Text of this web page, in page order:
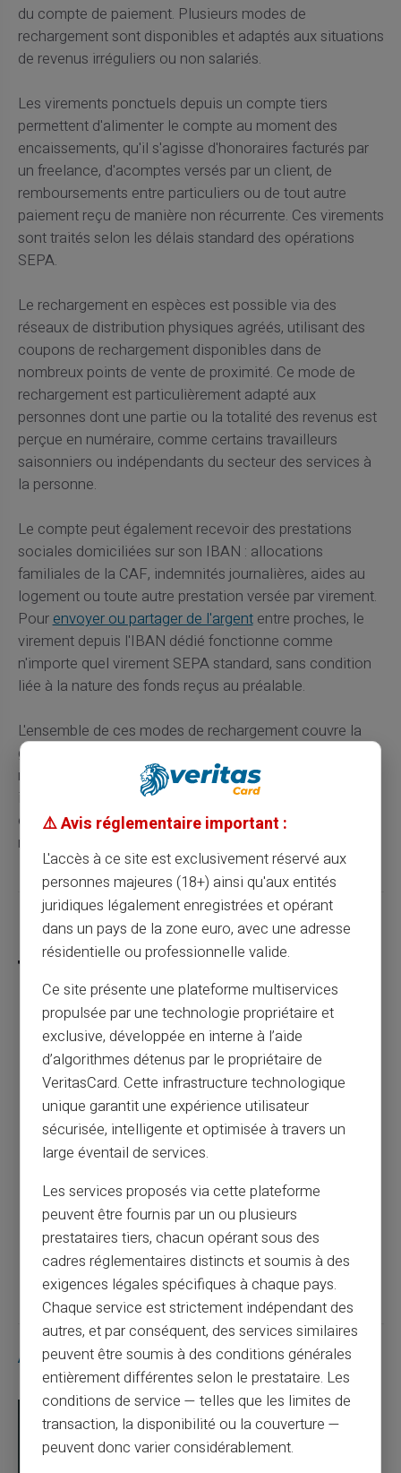
du compte de paiement. Plusieurs modes de
rechargement sont disponibles et adaptés aux situations
de revenus irréguliers ou non salariés.
Les virements ponctuels depuis un compte tiers
permettent d'alimenter le compte au moment des
encaissements, qu'il s'agisse d'honoraires facturés par
un freelance, d'acomptes versés par un client, de
remboursements entre particuliers ou de tout autre
paiement reçu de manière non récurrente. Ces virements
sont traités selon les délais standard des opérations
SEPA.
Le rechargement en espèces est possible via des
réseaux de distribution physiques agréés, utilisant des
coupons de rechargement disponibles dans de
nombreux points de vente de proximité. Ce mode de
rechargement est particulièrement adapté aux
personnes dont une partie ou la totalité des revenus est
perçue en numéraire, comme certains travailleurs
saisonniers ou indépendants du secteur des services à
la personne.
Le compte peut également recevoir des prestations
sociales domiciliées sur son IBAN : allocations
familiales de la CAF, indemnités journalières, aides au
logement ou toute autre prestation versée par virement.
Pourenvoyer ou partager de l'argententre proches, le
virement depuis l'IBAN dédié fonctionne comme
n'importe quel virement SEPA standard, sans condition
liée à la nature des fonds reçus au préalable.
L'ensemble de ces modes de rechargement couvre la
grande majorité des situations financières atypiques
rencontrées par les étudiants, les travailleurs
indépendants, les nouveaux arrivants ou les personnes
en reconversion, pour lesquels la justification d'un
revenu fixe et régulier n'est ni possible ni pertinente.
Partager cet article
Fichage Banque de France : 3 solutions
pour continuer à payer et être payé
Article précédent
Peut-on utiliser une carte prépayée pour
des sites de rencontres ?
Article suivant
Articles similaires
⚠️ Avis réglementaire important :
L'accès à ce site est exclusivement réservé aux
personnes majeures (18+) ainsi qu'aux entités
juridiques légalement enregistrées et opérant
dans un pays de la zone euro, avec une adresse
résidentielle ou professionnelle valide.
Ce site présente une plateforme multiservices
propulsée par une technologie propriétaire et
exclusive, développée en interne à l’aide
d’algorithmes détenus par le propriétaire de
VeritasCard. Cette infrastructure technologique
unique garantit une expérience utilisateur
sécurisée, intelligente et optimisée à travers un
large éventail de services.
Les services proposés via cette plateforme
peuvent être fournis par un ou plusieurs
prestataires tiers, chacun opérant sous des
cadres réglementaires distincts et soumis à des
exigences légales spécifiques à chaque pays.
Chaque service est strictement indépendant des
autres, et par conséquent, des services similaires
peuvent être soumis à des conditions générales
entièrement différentes selon le prestataire. Les
conditions de service — telles que les limites de
transaction, la disponibilité ou la couverture —
peuvent donc varier considérablement.